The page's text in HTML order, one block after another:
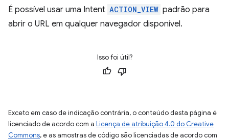
É possível usar uma Intent ACTION_VIEW padrão para
abrir o URL em qualquer navegador disponível.
Isso foi útil?
Exceto em caso de indicação contrária, o conteúdo desta página é
licenciado de acordo com a Licença de atribuição 4.0 do Creative
Commons, e as amostras de código são licenciadas de acordo com